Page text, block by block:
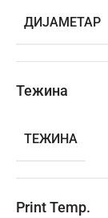
ДИЈАМЕТАР
Тежина
ТЕЖИНА
Print Temp.